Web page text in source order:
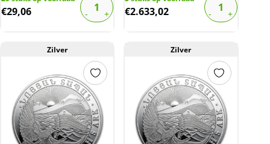
€29,06 €2.633,02
Zilver Zilver